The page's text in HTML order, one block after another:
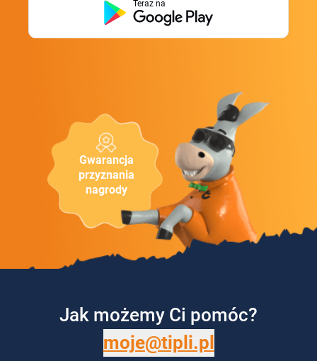
Gwarancja
przyznania
nagrody
Teraz na
Jak możemy Ci pomóc?
moje@tipli.pl